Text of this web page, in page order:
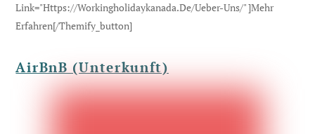
Link="https://workingholidaykanada.de/ueber-Uns/" ]Mehr
Erfahren[/themify_button]
AirBnB (Unterkunft)